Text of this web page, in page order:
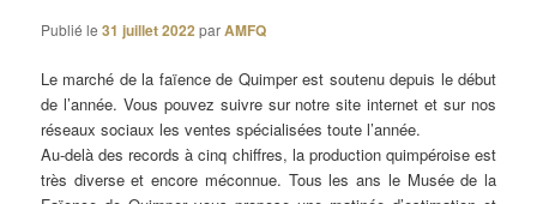
Publié le31 juillet 2022 parAMFQ
Le marché de la faïence de Quimper est soutenu depuis le début
de l’année. Vous pouvez suivre sur notre site internet et sur nos
réseaux sociaux les ventes spécialisées toute l’année.
Au-delà des records à cinq chiffres, la production quimpéroise est
très diverse et encore méconnue. Tous les ans le Musée de la